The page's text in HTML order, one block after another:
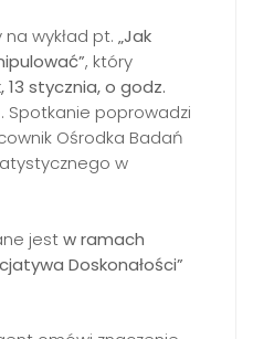
wykład pt. „Jak
, który
13 stycznia, o godz.
. Spotkanie poprowadzi
Ośrodka Badań
w
jestw ramach
Doskonałości”